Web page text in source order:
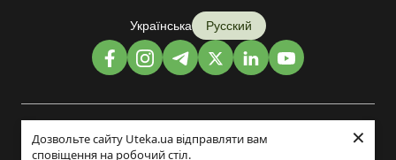
Дозвольте сайту Uteka.ua відправляти вам
сповіщення на робочий стіл.
×
Українська Русский
Дизайн и разработка: